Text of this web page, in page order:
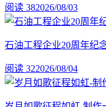
阅读 382026/08/03
石油工程企业20周年纪
阅读 322026/08/04